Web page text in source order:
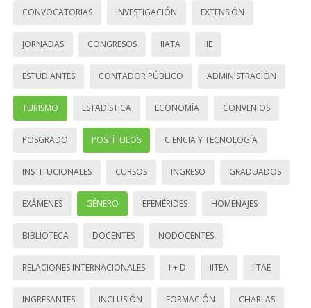
CONVOCATORIAS INVESTIGACIÓN EXTENSIÓN
JORNADAS CONGRESOS IIATA IIE
ESTUDIANTES CONTADOR PÚBLICO ADMINISTRACIÓN
TURISMO ESTADÍSTICA ECONOMÍA CONVENIOS
POSGRADO POSTÍTULOS CIENCIA Y TECNOLOGÍA
INSTITUCIONALES CURSOS INGRESO GRADUADOS
EXÁMENES GÉNERO EFEMÉRIDES HOMENAJES
BIBLIOTECA DOCENTES NODOCENTES
RELACIONES INTERNACIONALES I + D IITEA IITAE
INGRESANTES INCLUSIÓN FORMACIÓN CHARLAS